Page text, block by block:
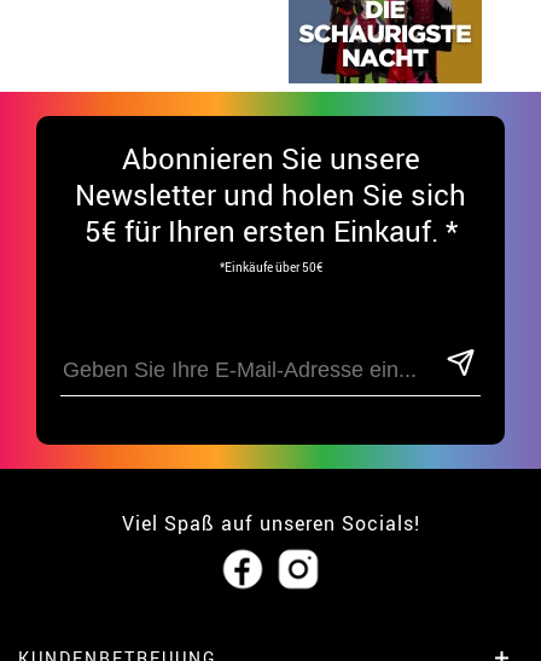
Abonnieren Sie unsere
Newsletter und holen Sie sich
5€ für Ihren ersten Einkauf. *
*Einkäufe über 50€
Viel Spaß auf unseren Socials!